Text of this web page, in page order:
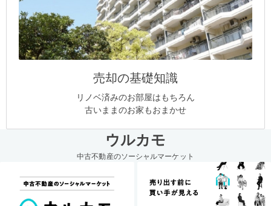
売却の基礎知識
リノベ済みのお部屋はもちろん
古いままのお家もおまかせ
ウルカモ
中古不動産のソーシャルマーケット